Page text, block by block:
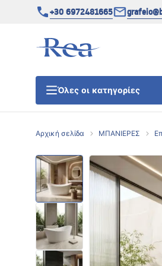
+30 6972481665
Όλες οι κατηγορίες
Πόρτες ντουζίερας
ΒΑΣΕΙΣ ΝΤΟΥΖΙΕΡΑΣ
ΣΙΦΩΝΙΑ ΔΑΠΕΔΟΥ
Αρχική σελίδα ΜΠΑΝΙΕΡΕΣ